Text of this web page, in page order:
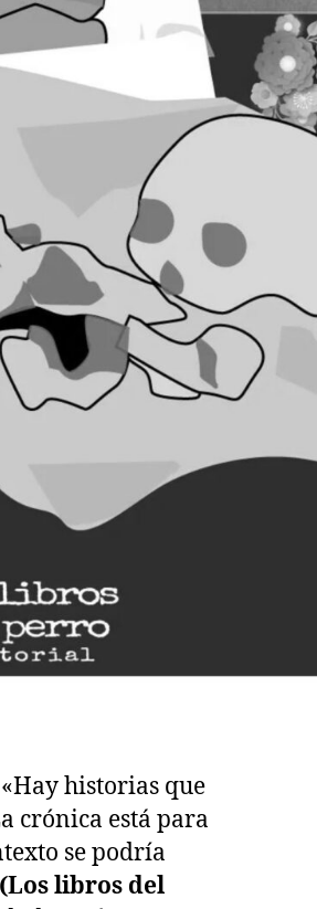
historias que
crónica está para
se podría
(Los libros del